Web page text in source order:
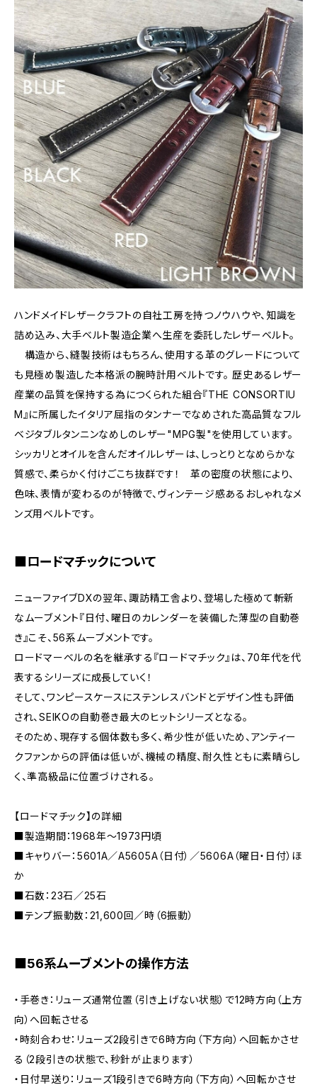
ハンドメイドレザークラフトの自社工房を持つノウハウや、知識を
詰め込み、大手ベルト製造企業へ生産を委託したレザーベルト。
構造から、縫製技術はもちろん、使用する革のグレードについて
も見極め製造した本格派の腕時計用ベルトです。 歴史あるレザー
産業の品質を保持する為につくられた組合『THE CONSORTIU
M』に所属したイタリア屈指のタンナーでなめされた高品質なフル
ベジタブルタンニンなめしのレザー"MPG製"を使用しています。
シッカリとオイルを含んだオイルレザーは、しっとりとなめらかな
質感で、柔らかく付けごこち抜群です！ 革の密度の状態により、
色味、表情が変わるのが特徴で、ヴィンテージ感あるおしゃれなメ
ンズ用ベルトです。
■ロードマチックについて
ニューファイブDXの翌年、諏訪精工舎より、登場した極めて斬新
なムーブメント『日付、曜日のカレンダーを装備した薄型の自動巻
き』こそ、56系ムーブメントです。
ロードマーベルの名を継承する『ロードマチック』は、70年代を代
表するシリーズに成長していく！
そして、ワンピースケースにステンレスバンドとデザイン性も評価
され、SEIKOの自動巻き最大のヒットシリーズとなる。
そのため、現存する個体数も多く、希少性が低いため、アンティー
クファンからの評価は低いが、機械の精度、耐久性ともに素晴らし
く、準高級品に位置づけされる。
【ロードマチック】の詳細
■製造期間：1968年～1973円頃
■キャりバー：5601A／A5605A（日付）／5606A（曜日・日付）ほ
か
■石数：23石／25石
■テンプ振動数：21,600回／時（6振動）
■56系ムーブメントの操作方法
・手巻き：リューズ通常位置（引き上げない状態）で12時方向（上方
向）へ回転させる
・時刻合わせ：リューズ2段引きで6時方向（下方向）へ回転かさせ
る（2段引きの状態で、秒針が止まります）
・日付早送り：リューズ1段引きで6時方向（下方向）へ回転かさせ